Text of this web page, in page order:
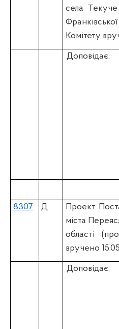
села Текуче
Комітету
Доповідає:
8307 Д
Проект
міста
області
вручено
Доповідає: